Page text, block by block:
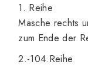
1. Reihe
Masche rechts
zum Ende der
2.-